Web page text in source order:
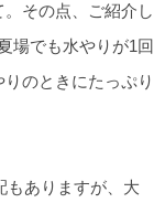
その点、ご紹介し
場でも水やりが1回
のときにたっぷり
もありますが、大